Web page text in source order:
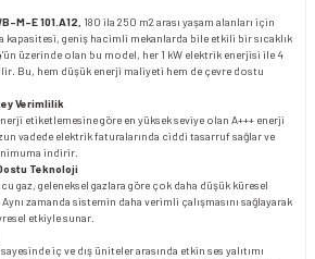
M-E 101.A12, 180 ila 250 m2 arası yaşam alanları için
kapasitesi, geniş hacimli mekanlarda bile etkili bir sıcaklık
üzerinde olan bu model, her 1 kW elektrik enerjisi ile 4
Bu, hem düşük enerji maliyeti hem de çevre dostu
Verimlilik
etiketlemesine göre en yüksek seviye olan A+++ enerji
vadede elektrik faturalarında ciddi tasarruf sağlar ve
indirir.
Teknoloji
gaz, geleneksel gazlara göre çok daha düşük küresel
zamanda sistemin daha verimli çalışmasını sağlayarak
etkiyle sunar.
iç ve dış üniteler arasında etkin ses yalıtımı